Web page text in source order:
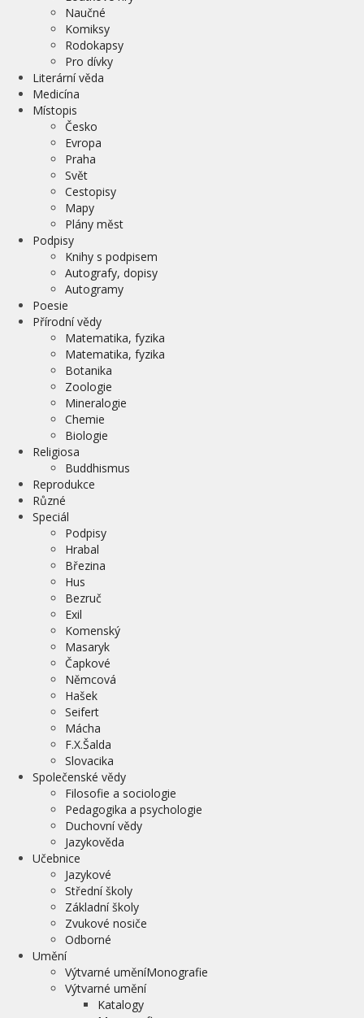
Naučné
Komiksy
Rodokapsy
Pro dívky
Literární věda
Medicína
Místopis
Česko
Evropa
Praha
Svět
Cestopisy
Mapy
Plány měst
Podpisy
Knihy s podpisem
Autografy, dopisy
Autogramy
Poesie
Přírodní vědy
Matematika, fyzika
Matematika, fyzika
Botanika
Zoologie
Mineralogie
Chemie
Biologie
Religiosa
Buddhismus
Reprodukce
Různé
Speciál
Podpisy
Hrabal
Březina
Hus
Bezruč
Exil
Komenský
Masaryk
Čapkové
Němcová
Hašek
Seifert
Mácha
F.X.Šalda
Slovacika
Společenské vědy
Filosofie a sociologie
Pedagogika a psychologie
Duchovní vědy
Jazykověda
Učebnice
Jazykové
Střední školy
Základní školy
Zvukové nosiče
Odborné
Umění
Výtvarné uměníMonografie
Výtvarné umění
Katalogy